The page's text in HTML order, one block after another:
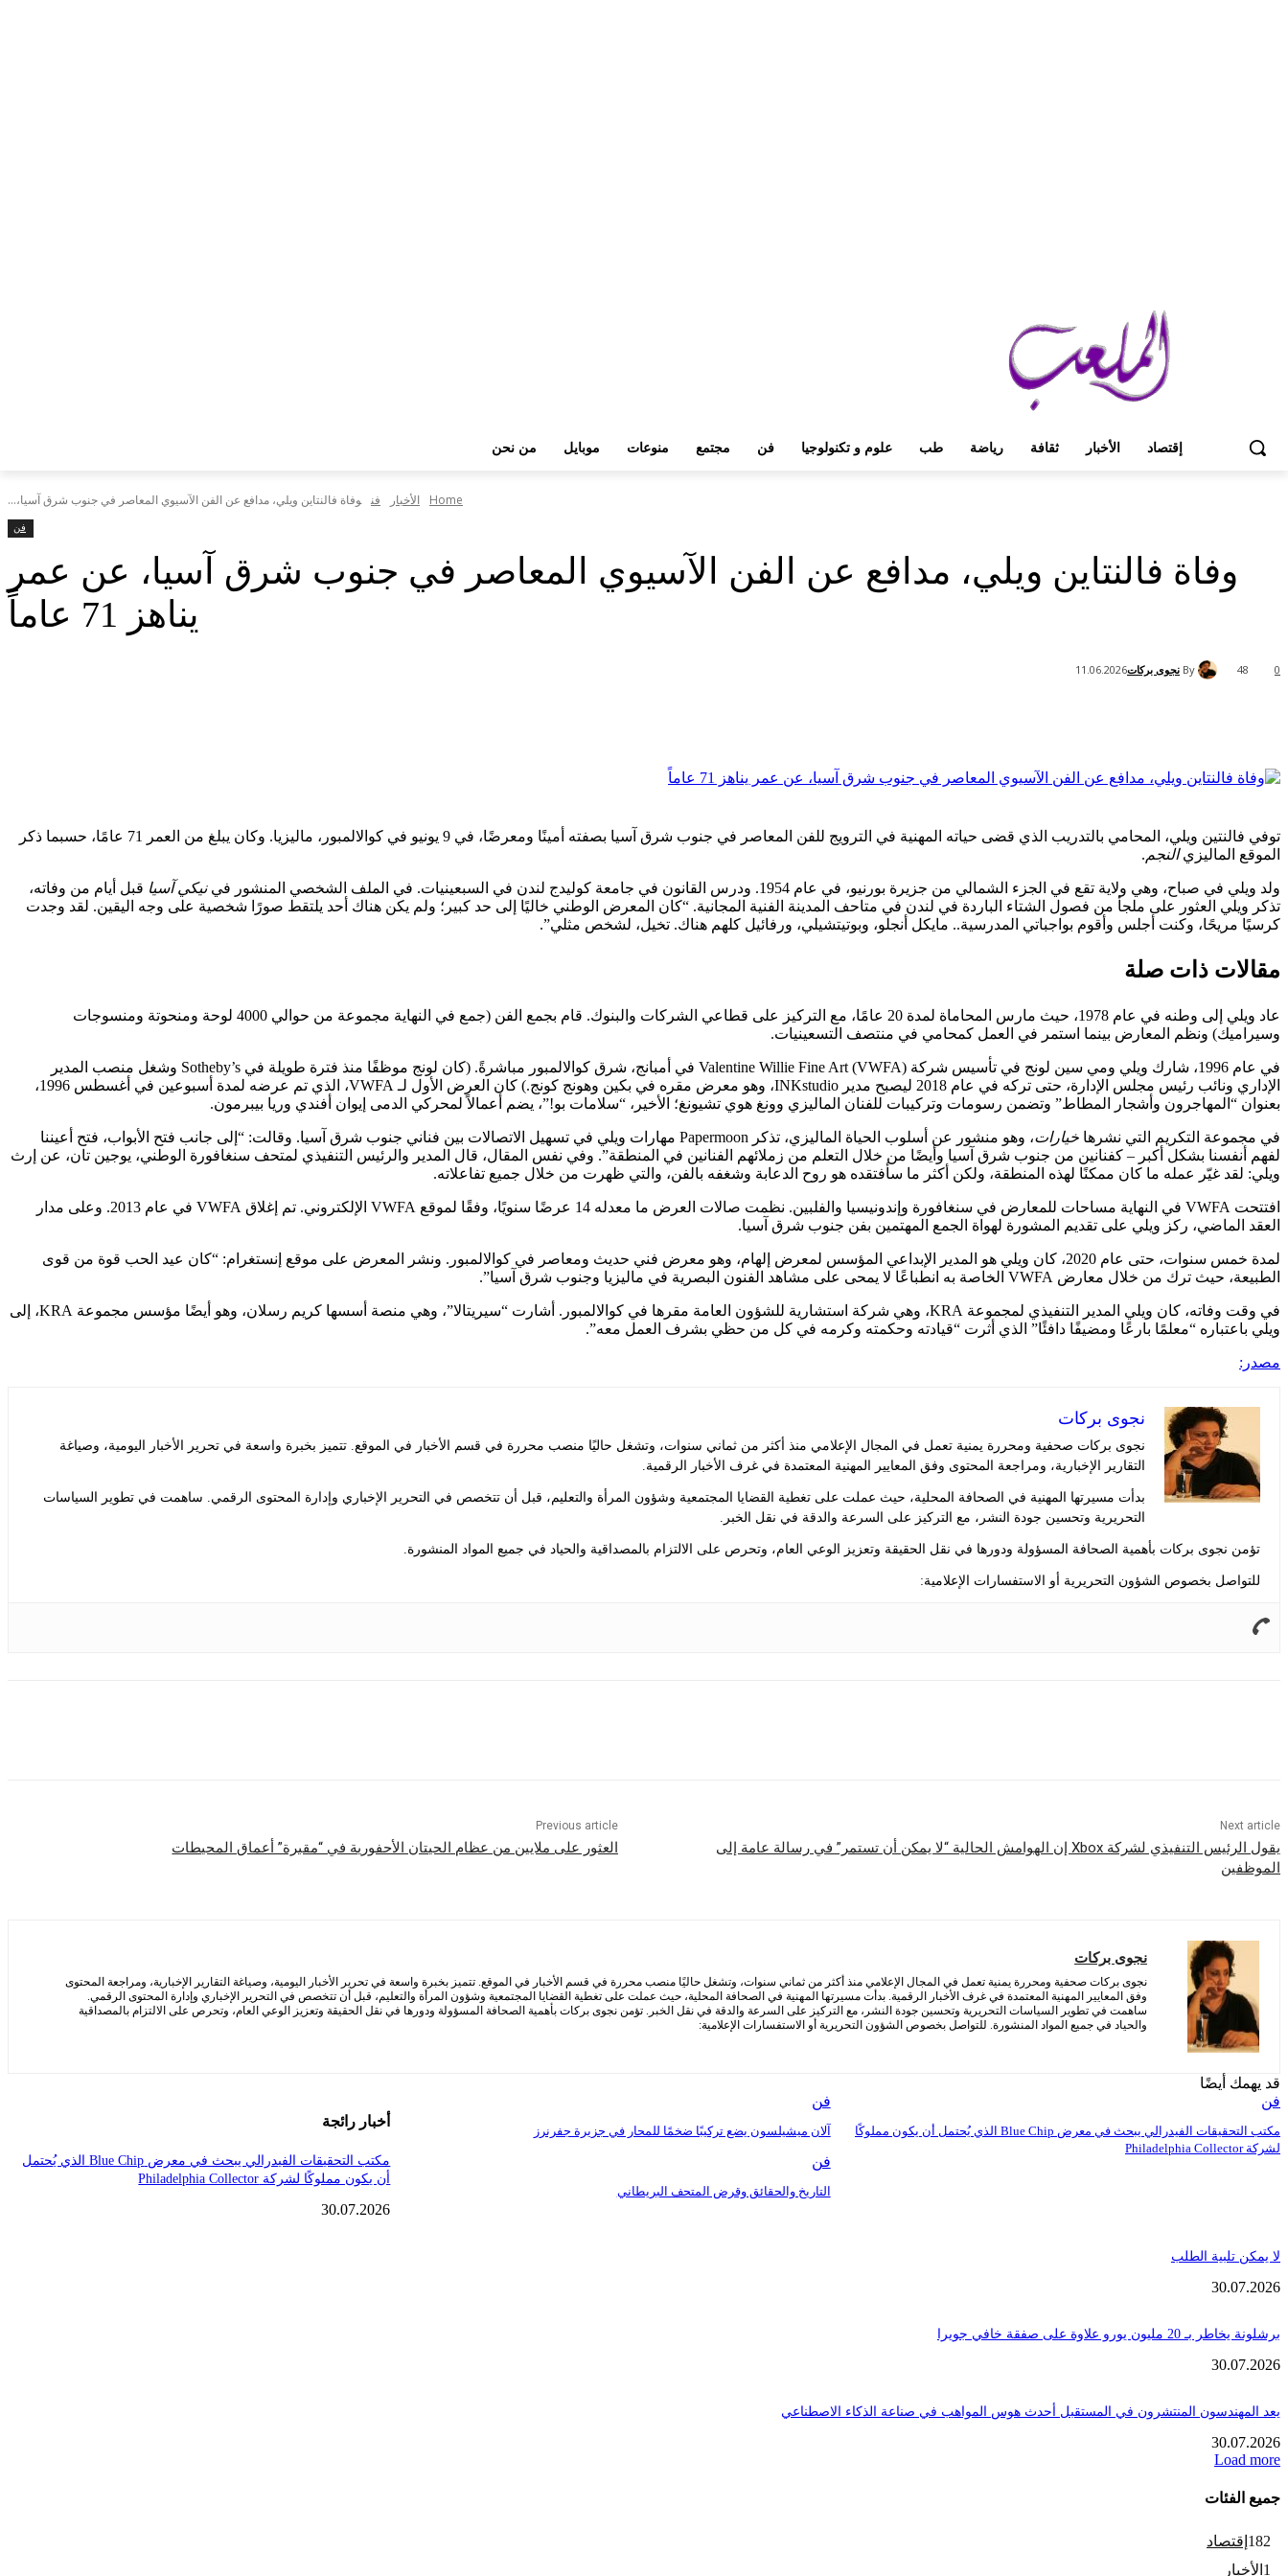
إقتصاد الأخبار ثقافة رياضة طب علوم و تكنولوجيا فن مجتمع منوعات موبايل من نحن
Home الأخبار فن وفاة فالنتاين ويلي، مدافع عن الفن الآسيوي المعاصر في جنوب شرق آسيا،...
فن
وفاة فالنتاين ويلي، مدافع عن الفن الآسيوي المعاصر في جنوب شرق آسيا، عن عمر
يناهز 71 عاماً
By نجوى بركات11.06.2026 0
48
توفي فالنتين ويلي، المحامي بالتدريب الذي قضى حياته المهنية في الترويج للفن المعاصر في جنوب شرق آسيا بصفته أمينًا ومعرضًا، في 9 يونيو في كوالالمبور، ماليزيا. وكان يبلغ من العمر 71 عامًا، حسبما ذكر
الموقع الماليزيالنجم.
ولد ويلي في صباح، وهي ولاية تقع في الجزء الشمالي من جزيرة بورنيو، في عام 1954. ودرس القانون في جامعة كوليدج لندن في السبعينيات. في الملف الشخصي المنشور في نيكي آسيا قبل أيام من وفاته،
تذكر ويلي العثور على ملجأ من فصول الشتاء الباردة في لندن في متاحف المدينة الفنية المجانية. “كان المعرض الوطني خاليًا إلى حد كبير؛ ولم يكن هناك أحد يلتقط صورًا شخصية على وجه اليقين. لقد وجدت
كرسيًا مريحًا، وكنت أجلس وأقوم بواجباتي المدرسية.. مايكل أنجلو، وبوتيتشيلي، ورفائيل كلهم ​​هناك. تخيل، لشخص مثلي”.
مقالات ذات صلة
عاد ويلي إلى وطنه في عام 1978، حيث مارس المحاماة لمدة 20 عامًا، مع التركيز على قطاعي الشركات والبنوك. قام بجمع الفن (جمع في النهاية مجموعة من حوالي 4000 لوحة ومنحوتة ومنسوجات
وسيراميك) ونظم المعارض بينما استمر في العمل كمحامي في منتصف التسعينيات.
في عام 1996، شارك ويلي ومي سين لونج في تأسيس شركة Valentine Willie Fine Art (VWFA) في أمبانج، شرق كوالالمبور مباشرةً. (كان لونج موظفًا منذ فترة طويلة في Sotheby’s وشغل منصب المدير
الإداري ونائب رئيس مجلس الإدارة، حتى تركه في عام 2018 ليصبح مدير INKstudio، وهو معرض مقره في بكين وهونج كونج.) كان العرض الأول لـ VWFA، الذي تم عرضه لمدة أسبوعين في أغسطس 1996،
بعنوان “المهاجرون وأشجار المطاط” وتضمن رسومات وتركيبات للفنان الماليزي وونغ هوي تشيونغ؛ الأخير، “سلامات بو!”، يضم أعمالاً لمحركي الدمى إيوان أفندي وريا بيبرمون.
في مجموعة التكريم التي نشرها خيارات
، وهو منشور عن أسلوب الحياة الماليزي، تذكر Papermoon مهارات ويلي في تسهيل الاتصالات بين فناني جنوب شرق آسيا. وقالت: “إلى جانب فتح الأبواب، فتح أعيننا
لفهم أنفسنا بشكل أكبر – كفنانين من جنوب شرق آسيا وأيضًا من خلال التعلم من زملائهم الفنانين في المنطقة”. وفي نفس المقال، قال المدير والرئيس التنفيذي لمتحف سنغافورة الوطني، يوجين تان، عن إرث
ويلي: لقد غيّر عمله ما كان ممكنًا لهذه المنطقة، ولكن أكثر ما سأفتقده هو روح الدعابة وشغفه بالفن، والتي ظهرت من خلال جميع تفاعلاته.
افتتحت VWFA في النهاية مساحات للمعارض في سنغافورة وإندونيسيا والفلبين. نظمت صالات العرض ما معدله 14 عرضًا سنويًا، وفقًا لموقع VWFA الإلكتروني. تم إغلاق VWFA في عام 2013. وعلى مدار
العقد الماضي، ركز ويلي على تقديم المشورة لهواة الجمع المهتمين بفن جنوب شرق آسيا.
لمدة خمس سنوات، حتى عام 2020، كان ويلي هو المدير الإبداعي المؤسس لمعرض إلهام، وهو معرض فني حديث ومعاصر في كوالالمبور. ونشر المعرض على موقع إنستغرام: “كان عيد الحب قوة من قوى
الطبيعة، حيث ترك من خلال معارض VWFA الخاصة به انطباعًا لا يمحى على مشاهد الفنون البصرية في ماليزيا وجنوب شرق آسيا”.
في وقت وفاته، كان ويلي المدير التنفيذي لمجموعة KRA، وهي شركة استشارية للشؤون العامة مقرها في كوالالمبور. أشارت “سيريتالا”، وهي منصة أسسها كريم رسلان، وهو أيضًا مؤسس مجموعة KRA، إلى
ويلي باعتباره “معلمًا بارعًا ومضيفًا دافئًا” الذي أثرت “قيادته وحكمته وكرمه في كل من حظي بشرف العمل معه”.
مصدر:
نجوى بركات
نجوى بركات صحفية ومحررة يمنية تعمل في المجال الإعلامي منذ أكثر من ثماني سنوات، وتشغل حاليًا منصب محررة في قسم الأخبار في الموقع. تتميز بخبرة واسعة في تحرير الأخبار اليومية، وصياغة
التقارير الإخبارية، ومراجعة المحتوى وفق المعايير المهنية المعتمدة في غرف الأخبار الرقمية.
بدأت مسيرتها المهنية في الصحافة المحلية، حيث عملت على تغطية القضايا المجتمعية وشؤون المرأة والتعليم، قبل أن تتخصص في التحرير الإخباري وإدارة المحتوى الرقمي. ساهمت في تطوير السياسات
التحريرية وتحسين جودة النشر، مع التركيز على السرعة والدقة في نقل الخبر.
تؤمن نجوى بركات بأهمية الصحافة المسؤولة ودورها في نقل الحقيقة وتعزيز الوعي العام، وتحرص على الالتزام بالمصداقية والحياد في جميع المواد المنشورة.
للتواصل بخصوص الشؤون التحريرية أو الاستفسارات الإعلامية:
Previous article
العثور على ملايين من عظام الحيتان الأحفورية في “مقبرة” أعماق المحيطات
Next article
يقول الرئيس التنفيذي لشركة Xbox إن الهوامش الحالية “لا يمكن أن تستمر” في رسالة عامة إلى
الموظفين
نجوى بركات
نجوى بركات صحفية ومحررة يمنية تعمل في المجال الإعلامي منذ أكثر من ثماني سنوات، وتشغل حاليًا منصب محررة في قسم الأخبار في الموقع. تتميز بخبرة واسعة في تحرير الأخبار اليومية، وصياغة التقارير الإخبارية، ومراجعة المحتوى
وفق المعايير المهنية المعتمدة في غرف الأخبار الرقمية. بدأت مسيرتها المهنية في الصحافة المحلية، حيث عملت على تغطية القضايا المجتمعية وشؤون المرأة والتعليم، قبل أن تتخصص في التحرير الإخباري وإدارة المحتوى الرقمي.
ساهمت في تطوير السياسات التحريرية وتحسين جودة النشر، مع التركيز على السرعة والدقة في نقل الخبر. تؤمن نجوى بركات بأهمية الصحافة المسؤولة ودورها في نقل الحقيقة وتعزيز الوعي العام، وتحرص على الالتزام بالمصداقية
والحياد في جميع المواد المنشورة. للتواصل بخصوص الشؤون التحريرية أو الاستفسارات الإعلامية:
قد يهمك أيضًا
فن
مكتب التحقيقات الفيدرالي يبحث في معرض Blue Chip الذي يُحتمل أن يكون مملوكًا
لشركة Philadelphia Collector
فن
آلان ميشيلسون يضع تركيبًا ضخمًا للمحار في جزيرة جفرنرز
فن
التاريخ والحقائق وقرض المتحف البريطاني
أخبار رائجة
مكتب التحقيقات الفيدرالي يبحث في معرض Blue Chip الذي يُحتمل
أن يكون مملوكًا لشركة Philadelphia Collector
30.07.2026
لا يمكن تلبية الطلب
30.07.2026
برشلونة يخاطر بـ 20 مليون يورو علاوة على صفقة خافي جويرا
30.07.2026
يعد المهندسون المنتشرون في المستقبل أحدث هوس المواهب في صناعة الذكاء الاصطناعي
30.07.2026
Load more
جميع الفئات
إقتصاد 182
الأخبار 1